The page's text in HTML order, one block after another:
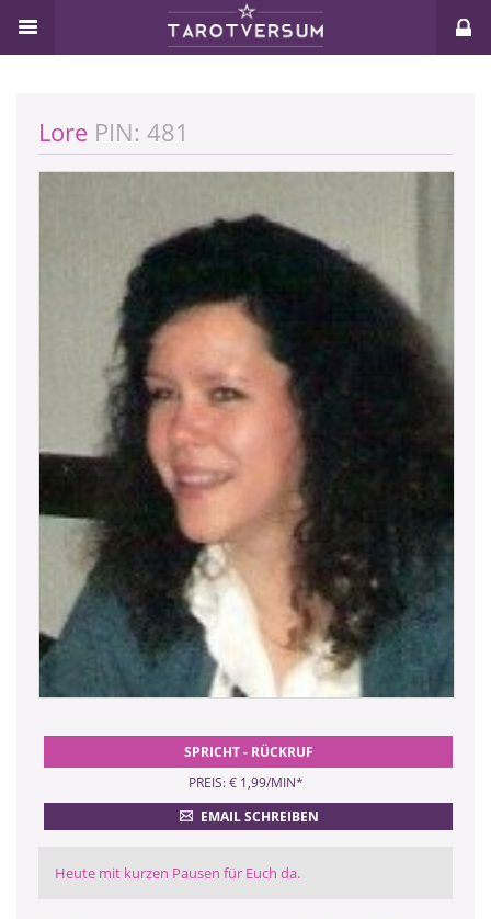
Lore PIN: 481
SPRICHT - RÜCKRUF
PREIS: € 1,99/MIN*
EMAIL SCHREIBEN
Heute mit kurzen Pausen für Euch da.